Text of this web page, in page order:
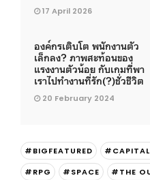
17 April 2026
องค์กรเติบโต พนักงานตัว
เล็กลง? ภาพสะท้อนของ
แรงงานตัวน้อย กับเกมที่พา
เราไปทำงานที่รัก(?)ชั่วชีวิต
20 February 2024
#BIGFEATURED
#RPG
#SPACE #THE